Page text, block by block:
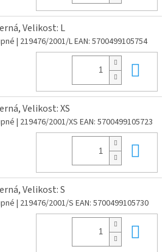
Velikost: L
| 219476/2001/LEAN: 5700499105754
Velikost: XS
| 219476/2001/XS EAN: 5700499105723
Velikost: S
| 219476/2001/S EAN: 5700499105730